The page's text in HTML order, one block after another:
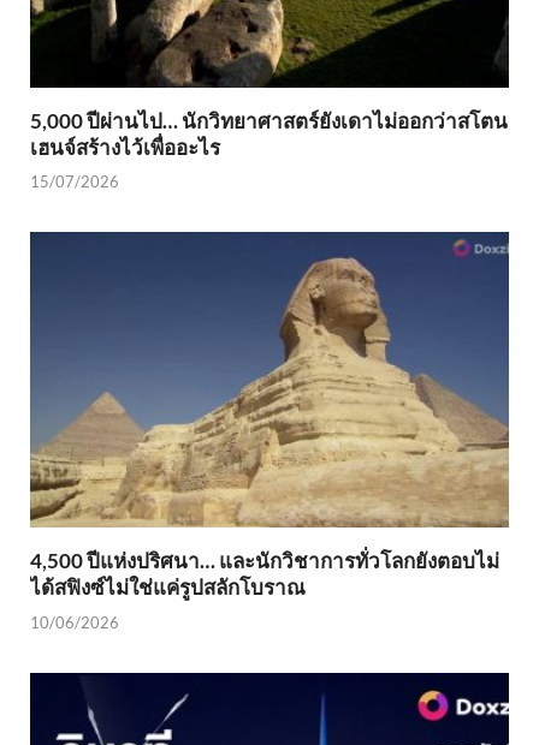
5,000 ปีผ่านไป… นักวิทยาศาสตร์ยังเดาไม่ออกว่าสโตน
เฮนจ์สร้างไว้เพื่ออะไร
15/07/2026
4,500 ปีแห่งปริศนา… และนักวิชาการทั่วโลกยังตอบไม่
ได้สฟิงซ์ไม่ใช่แค่รูปสลักโบราณ
10/06/2026